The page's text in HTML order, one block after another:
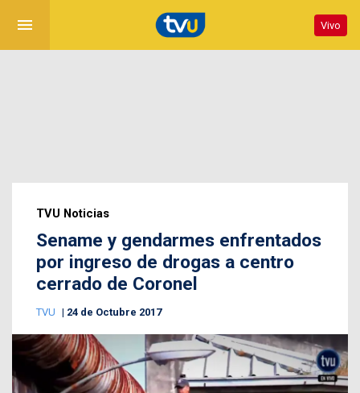
menu Vivo
TVU Noticias
Sename y gendarmes enfrentados
por ingreso de drogas a centro
cerrado de Coronel
TVU 24 de Octubre 2017